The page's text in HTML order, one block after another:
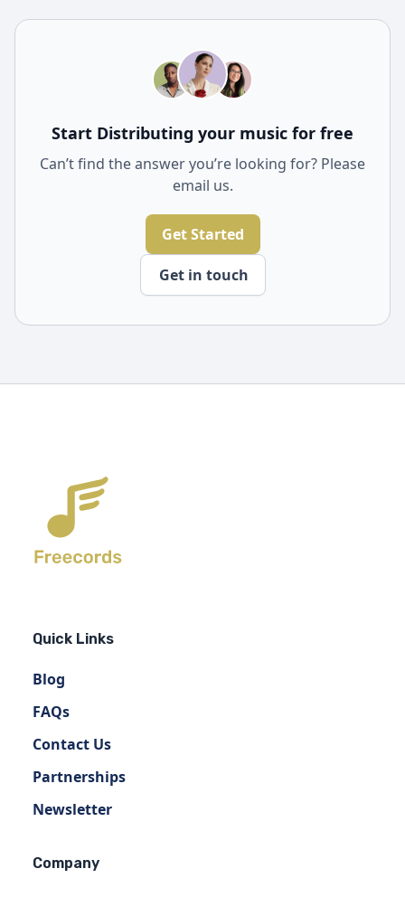
nền tảng khác trên toàn cầu.
Start Distributing your music for free
Can’t find the answer you’re looking for? Please
email us.
Get in touch
Get Started
Quick Links
Blog
FAQs
Contact Us
Partnerships
Newsletter
Company